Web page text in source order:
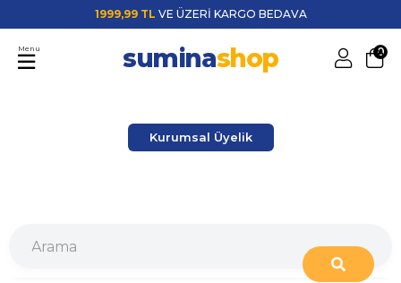
1999,99 TL VE ÜZERİ KARGO BEDAVA
suminashop 0
Menu
Kurumsal Üyelik